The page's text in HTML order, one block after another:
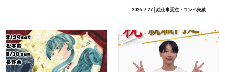
2026.7.27│絵仕事受注・コンペ実績